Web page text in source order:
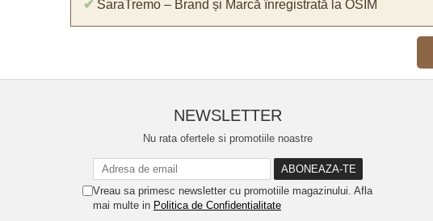
✔ SaraTremo – Brand și Marcă înregistrată la OSIM
NEWSLETTER
Nu rata ofertele si promotiile noastre
Vreau sa primesc newsletter cu promotiile magazinului. Afla
mai multe in Politica de Confidentialitate